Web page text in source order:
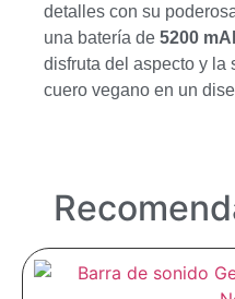
detalles con su
una batería de 5200
disfruta del aspecto y la
cuero vegano en un